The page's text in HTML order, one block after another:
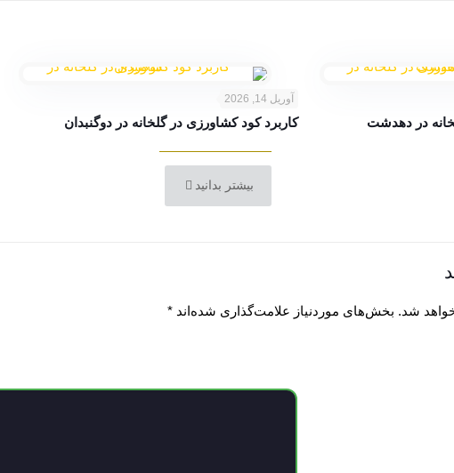
در دهدشت
آوریل 14, 2026
کاربرد کود کشاورزی در گلخانه در دوگنبدان
بیشتر بدانید
شد. بخش‌های موردنیاز علامت‌گذاری شده‌اند *